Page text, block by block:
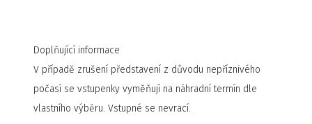
Hra získala tři prestižní katalánské divadelní ceny Butaca a
byla uvedena ve Španělsku, Chile, Řecku, Itálii, Peru, USA,
Austrálii, Brazílii, Mexiku ad. V roce 2022 podle hry natočil
Netflix úspěšný komediální seriál Smiley.
Doplňující informace
V případě zrušení představení z důvodu nepříznivého
počasí se vstupenky vyměňují na náhradní termín dle
vlastního výběru. Vstupné se nevrací.